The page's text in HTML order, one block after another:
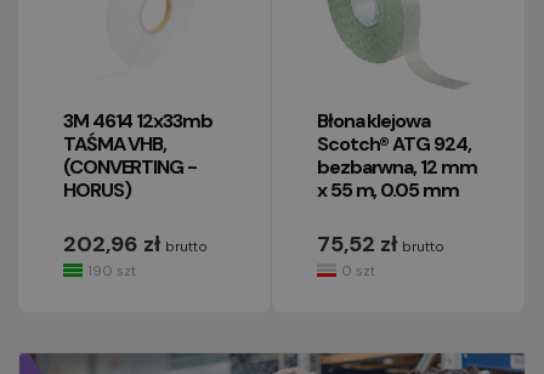
3M 4614 12x33mb
TAŚMA VHB,
(CONVERTING -
HORUS)
190 szt
202,96 zł brutto
Błona klejowa
Scotch® ATG 924,
bezbarwna, 12 mm
x 55 m, 0.05 mm
0 szt
75,52 zł brutto